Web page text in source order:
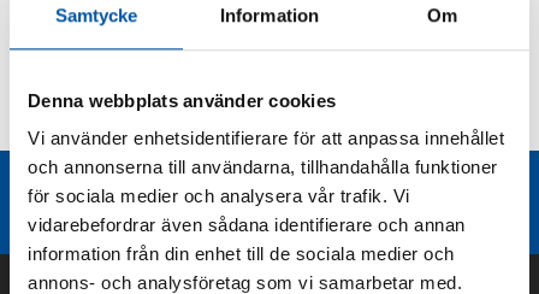
Samtycke Information Om
Denna webbplats använder cookies
Vi använder enhetsidentifierare för att anpassa innehållet
och annonserna till användarna, tillhandahålla funktioner
för sociala medier och analysera vår trafik. Vi
vidarebefordrar även sådana identifierare och annan
information från din enhet till de sociala medier och
annons- och analysföretag som vi samarbetar med.
Kurvor
Teknisk dokumentation
Liknande produktgrupper